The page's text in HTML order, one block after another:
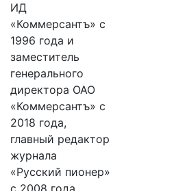
ИД
«Коммерсантъ» с
1996 года и
заместитель
генерального
директора ОАО
«Коммерсантъ» с
2018 года,
главный редактор
журнала
«Русский пионер»
с 2008 года